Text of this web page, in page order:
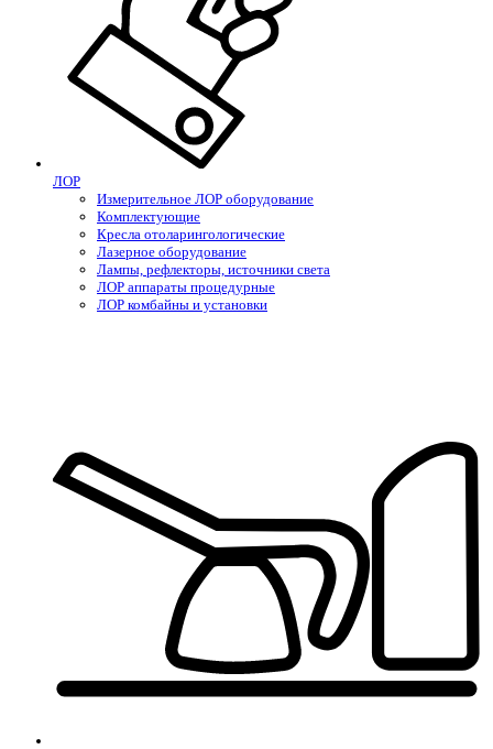
ЛОР
Измерительное ЛОР оборудование
Комплектующие
Кресла отоларингологические
Лазерное оборудование
Лампы, рефлекторы, источники света
ЛОР аппараты процедурные
ЛОР комбайны и установки